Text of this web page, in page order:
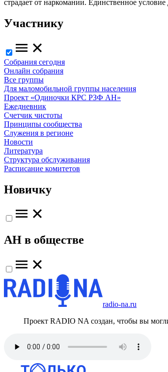
страдает от наркомании. Единственное
Участнику
Собрания сегодня
Онлайн собрания
Все группы
Для маломобильной группы населения
Проект «Одиночки КРС РЗФ АН»
Ежедневник
Счетчик чистоты
Принципы сообщества
Служения в регионе
Новости
Литература
Структура обслуживания
Расписание комитетов
Новичку
АН в обществе
radio-na.ru
Проект RADIO NA создан, чтобы вы